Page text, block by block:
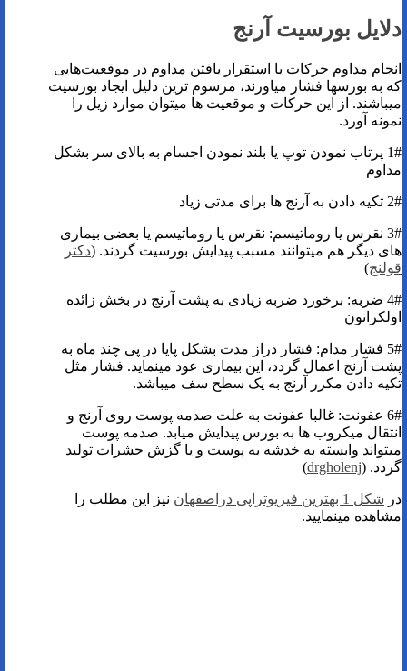
دلایل بورسیت آرنج
انجام مداوم حرکات یا استقرار یافتن مداوم در موقعیت‌هایی
که به بورسها فشار میاورند، مرسوم ترین دلیل ایجاد بورسیت
میباشند. از این حرکات و موقعیت ‌ها میتوان موارد زیل را
نمونه آورد.
1# پرتاب نمودن توپ یا بلند نمودن اجسام به بالای سر بشکل
مداوم
2# تکیه دادن به آرنج‌ ها برای مدتی زیاد
3# نقرس یا روماتیسم: نقرس یا روماتیسم یا بعضی بیماری
های دیگر هم میتوانند مسبب پیدایش بورسیت گردند. (دکتر
قولنج)
4# ضربه: برخورد ضربه زیادی به پشت آرنج در بخش زائده
اولکرانون
5# فشار مدام: فشار دراز مدت بشکل پایا در پی چند ماه به
پشت آرنج اعمال گردد، این بیماری عود مینماید. فشار مثل
تکیه دادن مکرر آرنج به یک سطح سف میباشد.
6# عفونت: غالبا عفونت به علت صدمه پوست روی آرنج و
انتقال میکروب ها به بورس پیدایش میابد. صدمه پوست
میتواند وابسته به خدشه به پوست و یا گزش حشرات تولید
گردد. (drgholenj
)
در شکل 1 بهترین فیزیوتراپی دراصفهان
نیز این مطلب را
مشاهده مینمایید.